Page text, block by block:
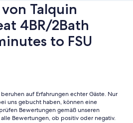
Talquin
4BR/2Bath
to FSU
auf Erfahrungen echter Gäste. Nur
uns gebucht haben, können eine
Bewertungen gemäß unseren
Bewertungen, ob positiv oder negativ.